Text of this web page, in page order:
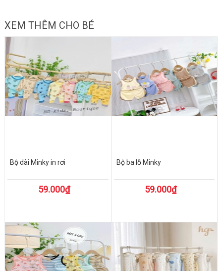
XEM THÊM CHO BÉ
Bộ dài Minky in rơi
59.000₫
Bộ ba lỗ Minky
59.000₫